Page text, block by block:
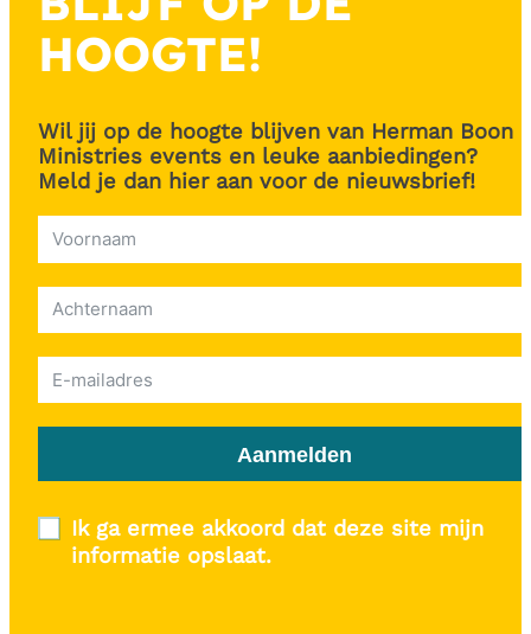
HOOGTE!
Wil jij op de hoogte blijven van Herman Boon
Ministries events en leuke aanbiedingen?
Meld je dan hier aan voor de nieuwsbrief!
Aanmelden
Ik ga ermee akkoord dat deze site mijn
informatie opslaat.